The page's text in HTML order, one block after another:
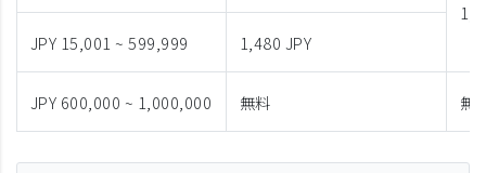
JPY 15,001 ~ 599,999
1,480 JPY
JPY 600,000 ~ 1,000,000 無料 無